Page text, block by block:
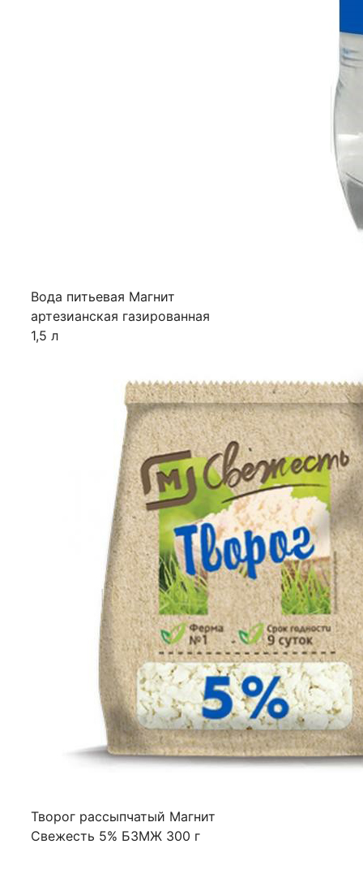
Вода питьевая Магнит
артезианская газированная
1,5 л
Творог рассыпчатый Магнит
Свежесть 5% БЗМЖ 300 г